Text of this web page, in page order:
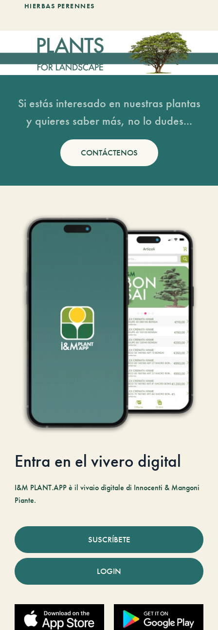
HIERBAS PERENNES
Si estás interesado en nuestras plantas
y quieres saber más, no lo dudes...
CONTÁCTENOS
Entra en el vivero digital
I&M PLANT.APP è il vivaio digitale di Innocenti & Mangoni
Piante.
SUSCRÍBETE
LOGIN